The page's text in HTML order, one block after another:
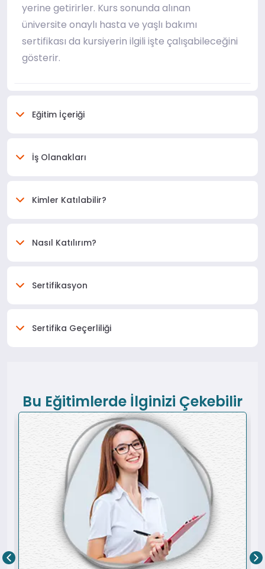
yerine getirirler. Kurs sonunda alınan
üniversite onaylı hasta ve yaşlı bakımı
sertifikası da kursiyerin ilgili işte çalışabileceğini
gösterir.
Eğitim İçeriği
İş Olanakları
Kimler Katılabilir?
Nasıl Katılırım?
Sertifikasyon
Sertifika Geçerliliği
Bu Eğitimlerde İlginizi Çekebilir